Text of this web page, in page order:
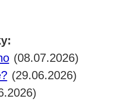
(08.07.2026)
(29.06.2026)